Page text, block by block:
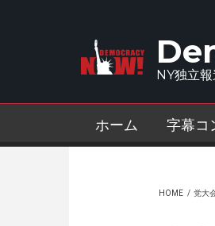
NY独立報
ホーム 字幕コ
HOME / 党大